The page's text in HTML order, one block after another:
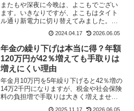
またもや深夜に今晩は、よこもでござい
ます。いきなりですが、よこもはタイト
ル通り新電力に切り替えてみました。電
場変動が大きいので、昔からの大手の東
電とか関西電力系一択だったよこもです
が。何故か急にシフトチェ...
2024.04.17 2026.06.05
年金の繰り下げは本当に得？年額
120万円が42％増えても手取りは
増えにくい理由
年金月10万円を5年繰り下げると42％増の
14万2千円になりますが、税金や社会保険
料の負担増で手取りは大きく増えませ
2025.11.17 2026.06.05